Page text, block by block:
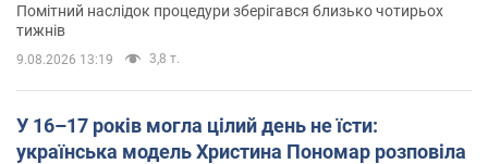
Помітний наслідок процедури зберігався близько чотирьох
тижнів
9.08.2026 13:19 3,8 т.
У 16–17 років могла цілий день не їсти:
українська модель Христина Пономар розповіла